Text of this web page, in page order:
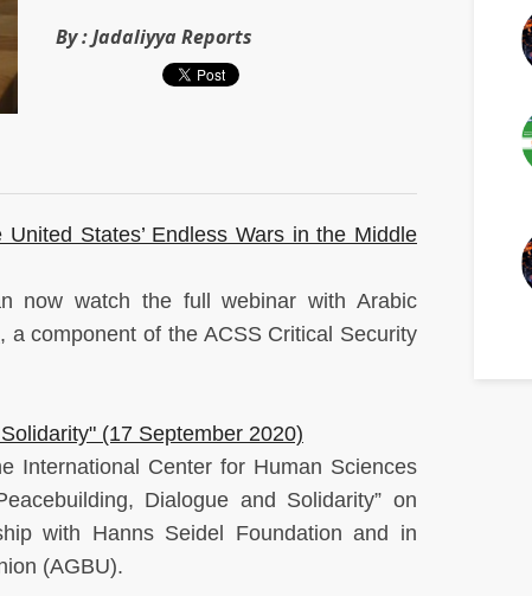
By :Jadaliyya Reports
States’ Endless Wars in the Middle
now watch the full webinar with Arabic
, a component of the ACSS Critical Security
(17 September 2020)
International Center for Human Sciences
Dialogue and Solidarity” on
with Hanns Seidel Foundation and in
(AGBU).